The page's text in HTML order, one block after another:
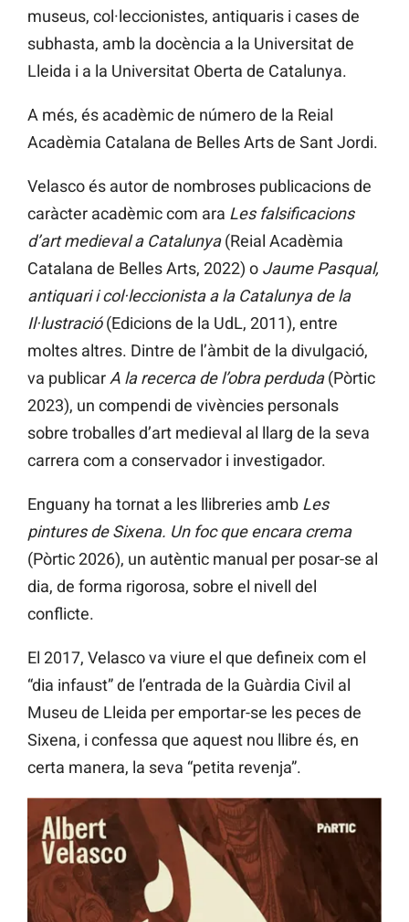
museus, col·leccionistes, antiquaris i cases de
subhasta, amb la docència a la Universitat de
Lleida i a la Universitat Oberta de Catalunya.
A més, és acadèmic de número de la Reial
Acadèmia Catalana de Belles Arts de Sant Jordi.
Velasco és autor de nombroses publicacions de
caràcter acadèmic com ara Les falsificacions
d’art medieval a Catalunya(Reial Acadèmia
Catalana de Belles Arts, 2022) o Jaume Pasqual,
antiquari i col·leccionista a la Catalunya de la
Il·lustració(Edicions de la UdL, 2011), entre
moltes altres. Dintre de l’àmbit de la divulgació,
va publicar A la recerca de l’obra perduda(Pòrtic
2023), un compendi de vivències personals
sobre troballes d’art medieval al llarg de la seva
carrera com a conservador i investigador.
Enguany ha tornat a les llibreries amb Les
pintures de Sixena. Un foc que encara crema
(Pòrtic 2026), un autèntic manual per posar-se al
dia, de forma rigorosa, sobre el nivell del
conflicte.
El 2017, Velasco va viure el que defineix com el
“dia infaust” de l’entrada de la Guàrdia Civil al
Museu de Lleida per emportar-se les peces de
Sixena, i confessa que aquest nou llibre és, en
certa manera, la seva “petita revenja”.